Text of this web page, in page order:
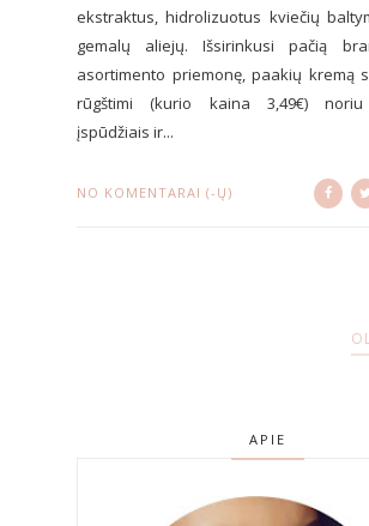
ekstraktus, hidrolizuotus kviečių
gemalų aliejų. Išsirinkusi pačią
asortimento priemonę, paakių kremą
rūgštimi (kurio kaina 3,49€) noriu
įspūdžiais ir...
NO KOMENTARAI (-Ų)
APIE